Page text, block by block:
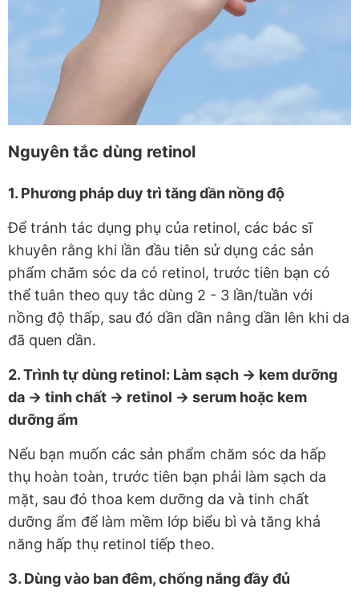
Nguyên tắc dùng retinol
1. Phương pháp duy trì tăng dần nồng độ
Để tránh tác dụng phụ của retinol, các bác sĩ
khuyên rằng khi lần đầu tiên sử dụng các sản
phẩm chăm sóc da có retinol, trước tiên bạn có
thể tuân theo quy tắc dùng 2 - 3 lần/tuần với
nồng độ thấp, sau đó dần dần nâng dần lên khi da
đã quen dần.
2. Trình tự dùng retinol: Làm sạch → kem dưỡng
da → tinh chất → retinol → serum hoặc kem
dưỡng ẩm
Nếu bạn muốn các sản phẩm chăm sóc da hấp
thụ hoàn toàn, trước tiên bạn phải làm sạch da
mặt, sau đó thoa kem dưỡng da và tinh chất
dưỡng ẩm để làm mềm lớp biểu bì và tăng khả
năng hấp thụ retinol tiếp theo.
3. Dùng vào ban đêm, chống nắng đầy đủ